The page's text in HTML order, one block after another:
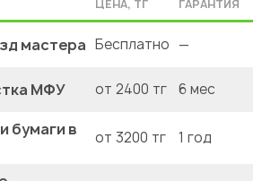
ЦЕНА, ТГ ГАРАНТИЯ
мастера Бесплатно —
МФУ от 2400 тг 6 мес
бумаги в
от 3200 тг 1 год